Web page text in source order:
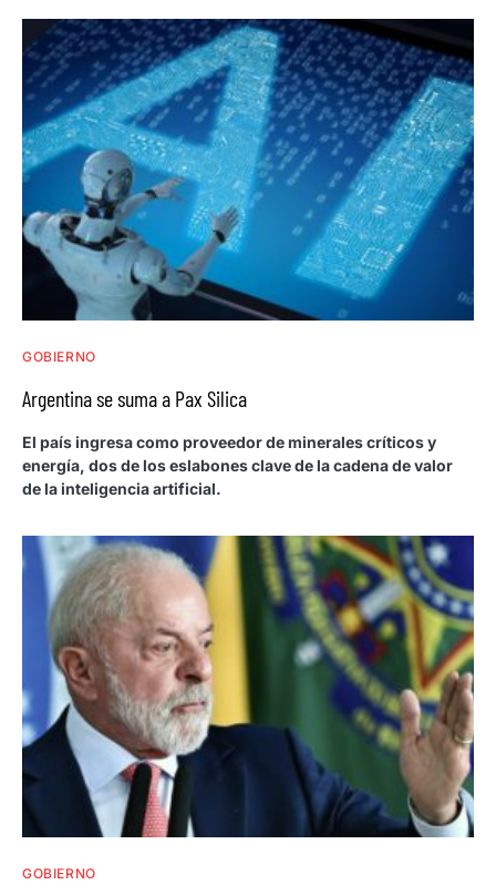
GOBIERNO
Argentina se suma a Pax Silica
El país ingresa como proveedor de minerales críticos y
energía, dos de los eslabones clave de la cadena de valor
de la inteligencia artificial.
GOBIERNO